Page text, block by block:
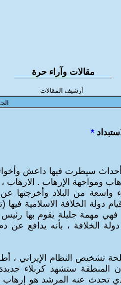
مقالات وآراء حرة
*
أحداث سيطرت فيها داعش
ومواجهة الإرهاب .
واسعة من البلاد وأخرجتها
دولة الخلافة الاسلامية فيها
مهمة جليلة يقوم بها رئيس
الخلافة ، بأنه يدافع عن دم
تشخيص النظام الإيراني ،
المنطقة ستشهد كربلاء
تحدث عنه المرشد هو
أرشيف المقالات